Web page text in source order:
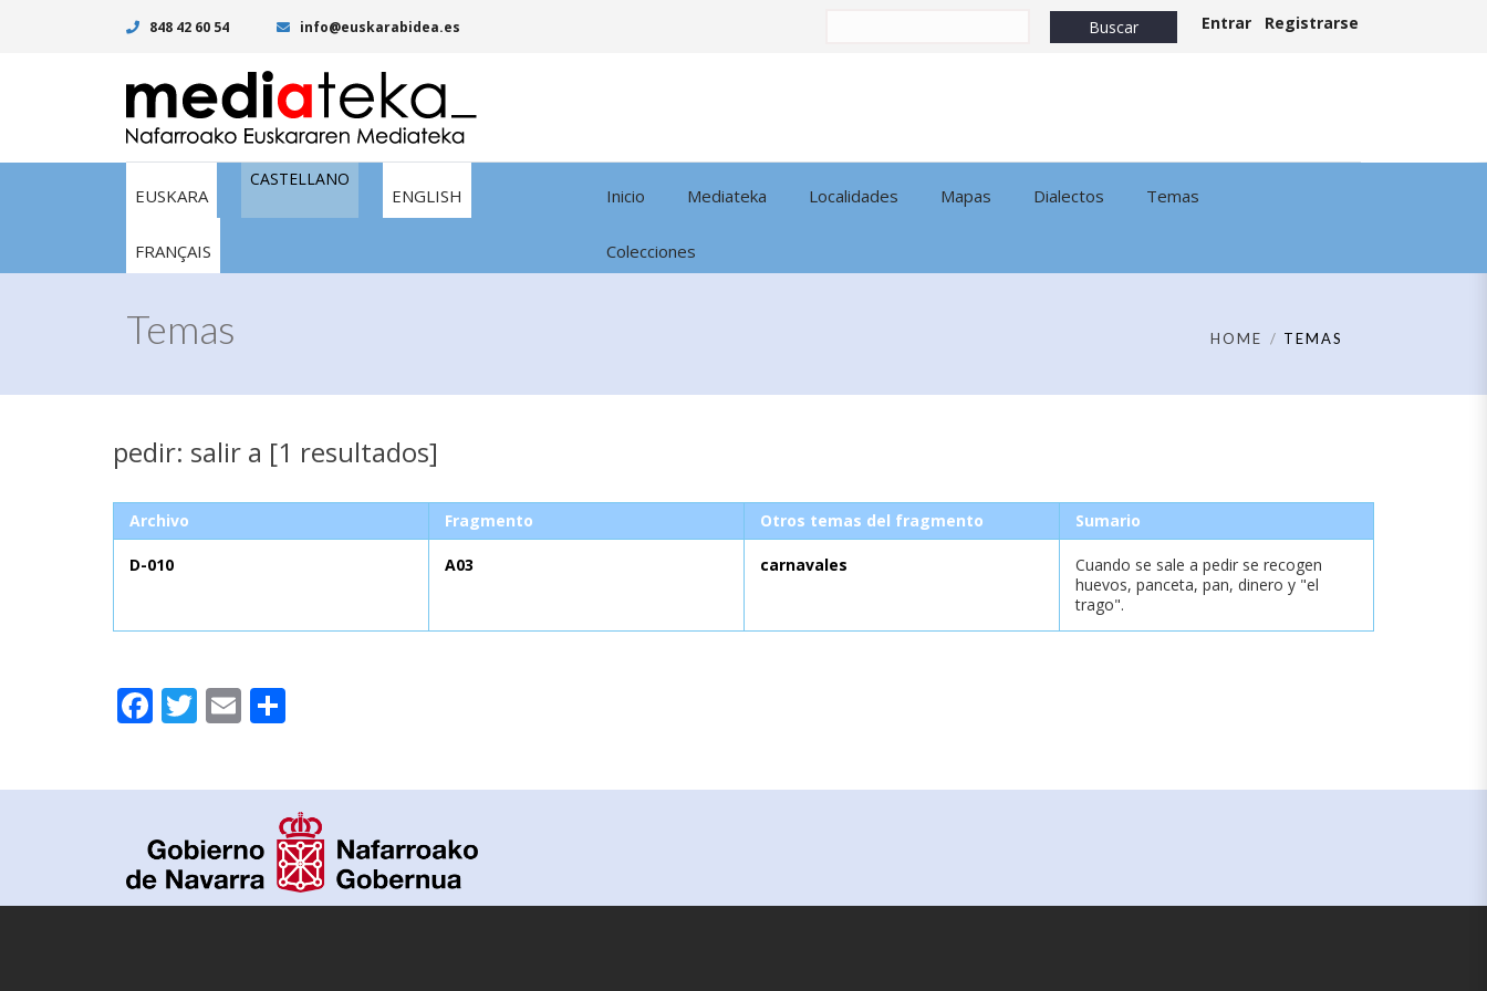
848 42 60 54 info@euskarabidea.es Entrar Registrarse
EUSKARA
CASTELLANO
ENGLISH
FRANÇAIS
Inicio Mediateka Localidades Mapas Dialectos Temas
Colecciones
Temas HOME TEMAS
pedir: salir a [1 resultados]
Archivo Fragmento Otros temas del fragmento Sumario
D-010 A03 carnavales
Cuando se sale a pedir se recogen
huevos, panceta, pan, dinero y "el
trago".
Facebook
Twitter
Email